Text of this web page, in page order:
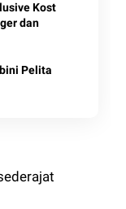
Kost
dan
Pelita